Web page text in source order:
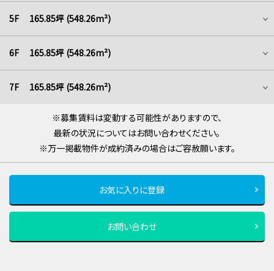
5F 165.85坪 (548.26m²)
6F 165.85坪 (548.26m²)
7F 165.85坪 (548.26m²)
※募集賃料は変動する可能性がありますので、
最新の状況についてはお問い合わせください。
※万一掲載物件が成約済みの場合はご容赦願います。
お気に入りに登録
お問い合わせ